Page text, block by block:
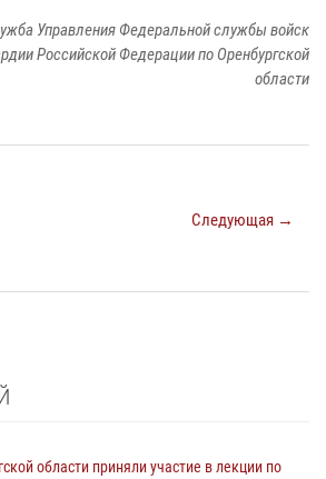
Управления Федеральной службы войск
Российской Федерации по Оренбургской
области
Следующая →
области приняли участие в лекции по